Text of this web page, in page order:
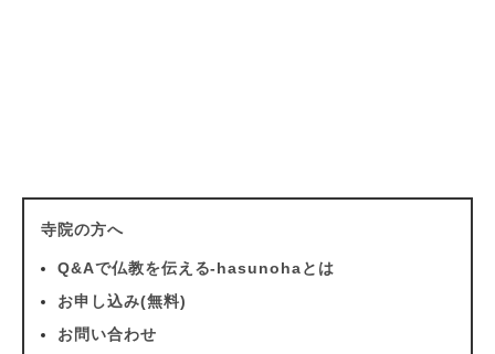
寺院の方へ
Q&Aで仏教を伝える-hasunohaとは
お申し込み(無料)
お問い合わせ